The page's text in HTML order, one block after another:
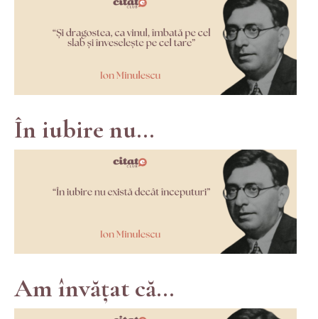
În iubire nu...
Am învățat că...